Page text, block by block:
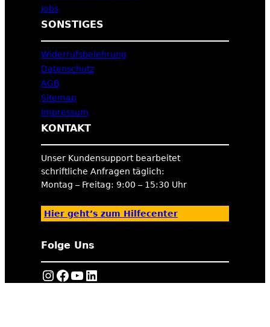
Jobs
SONSTIGES
Widerrufsbelehrung
Datenschutz
AGB
Sitemap
Impressum
KONTAKT
Unser Kundensupport bearbeitet
schriftliche Anfragen täglich:
Montag – Freitag: 9:00 – 15:30 Uhr
Hier geht’s zum Hilfecenter
Folge Uns
https://www.instagram.com/tigerexped/ Facebook YouTube LinkedIn